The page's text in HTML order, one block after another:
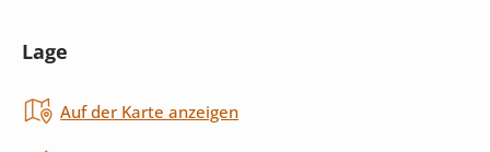
Herd
Spülmaschine
Lage
Auf der Karte anzeigen